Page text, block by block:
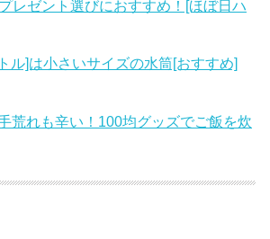
レゼント選びにおすすめ！[ほぼ日ハ
ル]は小さいサイズの水筒[おすすめ]
荒れも辛い！100均グッズでご飯を炊